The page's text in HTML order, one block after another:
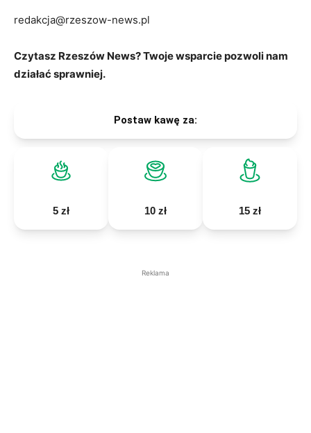
redakcja@rzeszow-news.pl
Czytasz Rzeszów News? Twoje wsparcie pozwoli nam
działać sprawniej.
Postaw kawę za:
5 zł 10 zł 15 zł
Reklama